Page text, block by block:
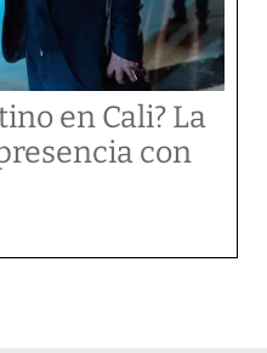
en Cali? La
con